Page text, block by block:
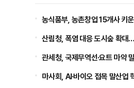
농식품부, 농촌창업 15개사 키
산림청, 폭염 대응 도시숲 확
관세청, 국제무역선·요트 마약
마사회, AI·바이오 접목 말산